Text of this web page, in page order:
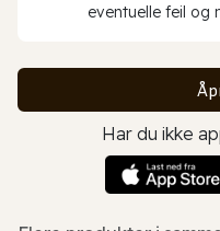
eventuelle feil og
Har du ikke